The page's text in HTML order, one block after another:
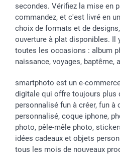
secondes. Vérifiez la mise en
commandez, et c'est livré en
choix de formats et de
ouverture à plat disponibles. Il
toutes les occasions : album
naissance, voyages, baptême,
smartphoto est un e-
digitale qui offre toujours plus
personnalisé fun à créer, fun
personnalisé, coque iphone,
photo, pêle-mêle photo,
idées cadeaux et objets
tous les mois de nouveaux